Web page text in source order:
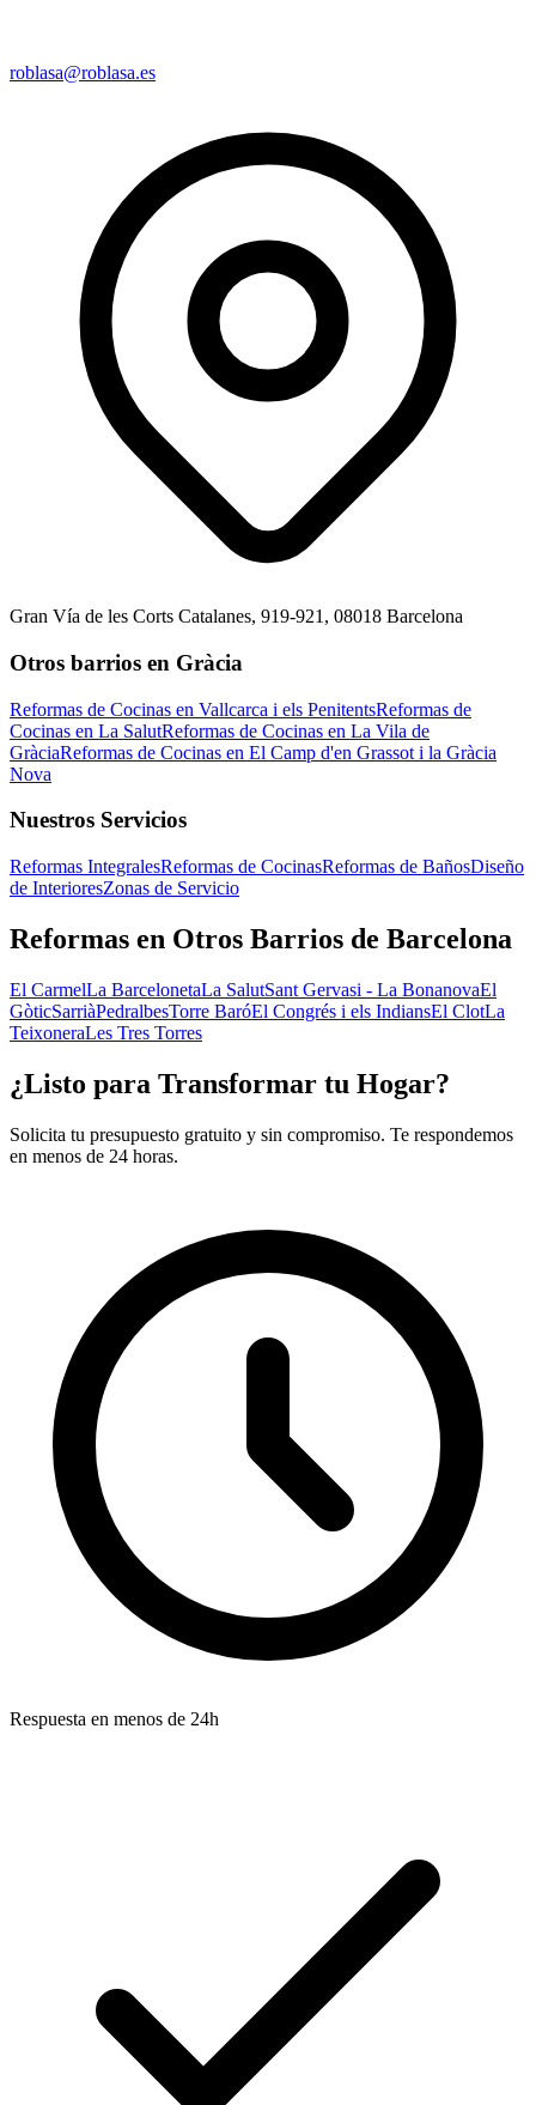
roblasa@roblasa.es
Gran Vía de les Corts Catalanes, 919-921, 08018 Barcelona
Otros barrios en Gràcia
Reformas de Cocinas en Vallcarca i els PenitentsReformas de
Cocinas en La SalutReformas de Cocinas en La Vila de
GràciaReformas de Cocinas en El Camp d'en Grassot i la Gràcia
Nova
Nuestros Servicios
Reformas IntegralesReformas de CocinasReformas de BañosDiseño
de InterioresZonas de Servicio
Reformas en Otros Barrios de Barcelona
El CarmelLa BarcelonetaLa SalutSant Gervasi - La BonanovaEl
GòticSarriàPedralbesTorre BaróEl Congrés i els IndiansEl ClotLa
TeixoneraLes Tres Torres
¿Listo para Transformar tu Hogar?
Solicita tu presupuesto gratuito y sin compromiso. Te respondemos
en menos de 24 horas.
Respuesta en menos de 24h